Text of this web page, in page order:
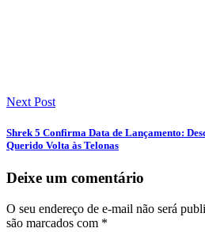
Next Post
Shrek 5 Confirma Data de Lançamento:
Querido Volta às Telonas
Deixe um comentário
O seu endereço de e-mail não será
são marcados com *